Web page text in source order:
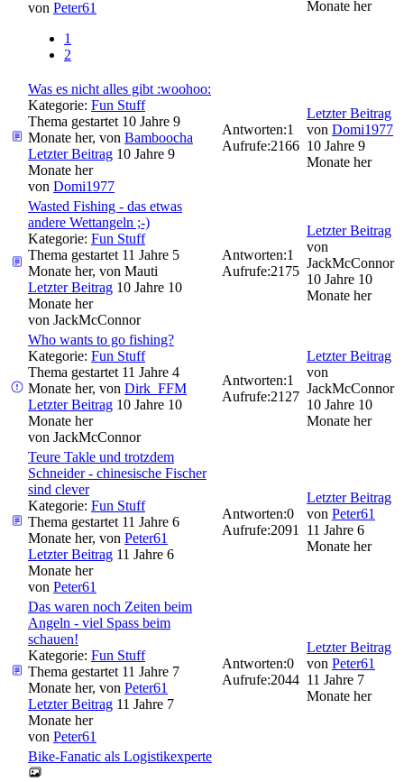
von Peter61
1
2
Monate her
Was es nicht alles gibt :woohoo:
Kategorie: Fun Stuff
Thema gestartet 10 Jahre 9
Monate her, von Bamboocha
Letzter Beitrag 10 Jahre 9
Monate her
von Domi1977
Antworten:1
Aufrufe:2166
Letzter Beitrag
von Domi1977
10 Jahre 9
Monate her
Wasted Fishing - das etwas
andere Wettangeln ;-)
Kategorie: Fun Stuff
Thema gestartet 11 Jahre 5
Monate her, von Mauti
Letzter Beitrag 10 Jahre 10
Monate her
von JackMcConnor
Antworten:1
Aufrufe:2175
Letzter Beitrag
von
JackMcConnor
10 Jahre 10
Monate her
Who wants to go fishing?
Kategorie: Fun Stuff
Thema gestartet 11 Jahre 4
Monate her, von Dirk_FFM
Letzter Beitrag 10 Jahre 10
Monate her
von JackMcConnor
Antworten:1
Aufrufe:2127
Letzter Beitrag
von
JackMcConnor
10 Jahre 10
Monate her
Teure Takle und trotzdem
Schneider - chinesische Fischer
sind clever
Kategorie: Fun Stuff
Thema gestartet 11 Jahre 6
Monate her, von Peter61
Letzter Beitrag 11 Jahre 6
Monate her
von Peter61
Antworten:0
Aufrufe:2091
Letzter Beitrag
von Peter61
11 Jahre 6
Monate her
Das waren noch Zeiten beim
Angeln - viel Spass beim
schauen!
Kategorie: Fun Stuff
Thema gestartet 11 Jahre 7
Monate her, von Peter61
Letzter Beitrag 11 Jahre 7
Monate her
von Peter61
Antworten:0
Aufrufe:2044
Letzter Beitrag
von Peter61
11 Jahre 7
Monate her
Bike-Fanatic als Logistikexperte